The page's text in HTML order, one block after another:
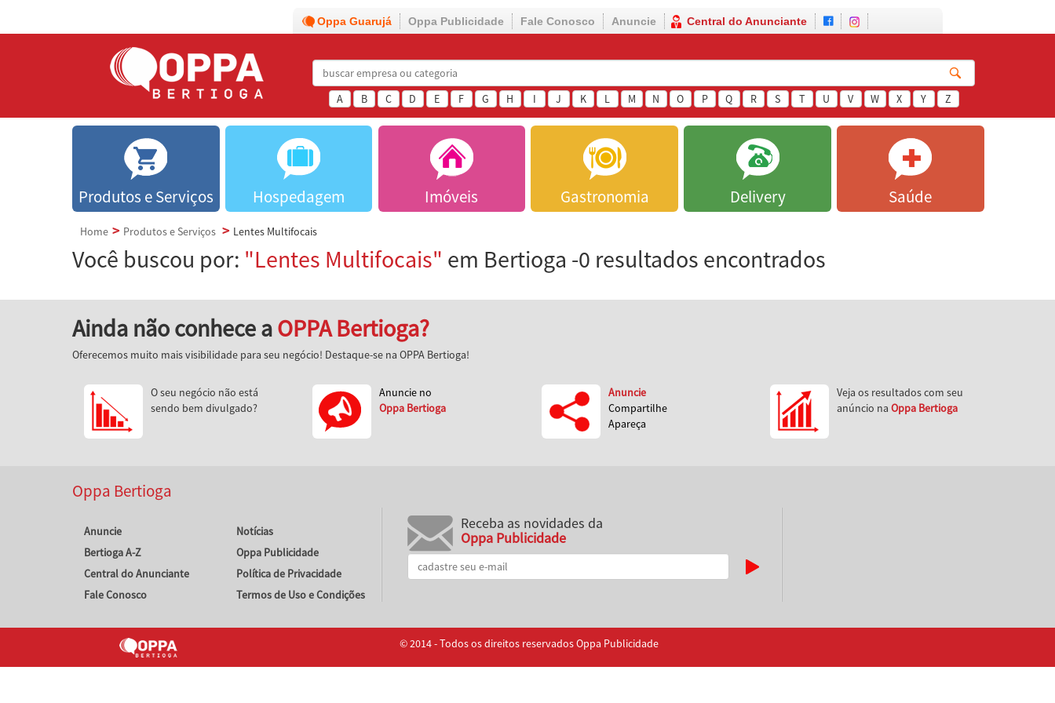
Oppa Guarujá Oppa Publicidade Fale Conosco Anuncie Central do Anunciante
A B C D E F G H I J K L M N O P Q R S T U V W X Y Z
Produtos e Serviços Hospedagem Imóveis Gastronomia Delivery Saúde
Home Produtos e Serviços Lentes Multifocais
Você buscou por: "Lentes Multifocais" em Bertioga -0 resultados encontrados
Ainda não conhece aOPPA Bertioga?
Oferecemos muito mais visibilidade para seu negócio! Destaque-se na OPPA Bertioga!
O seu negócio não está
sendo bem divulgado?
Anuncie no
Oppa Bertioga
Anuncie
Compartilhe
Apareça
Veja os resultados com seu
anúncio na Oppa Bertioga
Oppa Bertioga
Anuncie
Bertioga A-Z
Central do Anunciante
Fale Conosco
Notícias
Oppa Publicidade
Política de Privacidade
Termos de Uso e Condições
Receba as novidades da
Oppa Publicidade
© 2014 - Todos os direitos reservados Oppa Publicidade